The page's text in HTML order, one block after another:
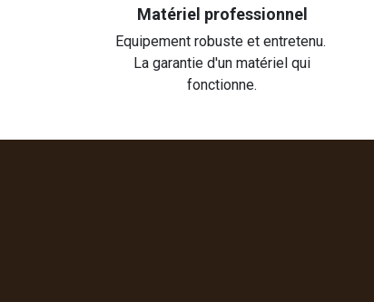
Matériel professionnel
Equipement robuste et entretenu.
La garantie d'un matériel qui
fonctionne.